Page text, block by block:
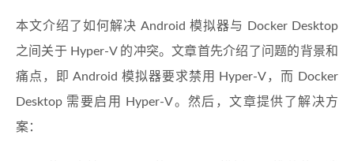
本文介绍了如何解决 Android 模拟器与 Docker Desktop
之间关于 Hyper-V 的冲突。文章首先介绍了问题的背景和
痛点，即 Android 模拟器要求禁用 Hyper-V，而 Docker
Desktop 需要启用 Hyper-V。然后，文章提供了解决方
案：